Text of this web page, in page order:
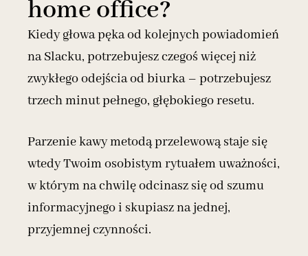
home office?
Kiedy głowa pęka od kolejnych powiadomień
na Slacku, potrzebujesz czegoś więcej niż
zwykłego odejścia od biurka – potrzebujesz
trzech minut pełnego, głębokiego resetu.
Parzenie kawy metodą przelewową staje się
wtedy Twoim osobistym rytuałem uważności,
w którym na chwilę odcinasz się od szumu
informacyjnego i skupiasz na jednej,
przyjemnej czynności.